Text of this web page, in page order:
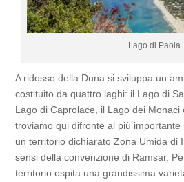
Lago di Paola
A ridosso della Duna si sviluppa un
costituito da quattro laghi: il Lago di
Lago di Caprolace, il Lago dei
troviamo qui difronte al più importante
un territorio dichiarato Zona Umida di
sensi della convenzione di Ramsar.
territorio ospita una grandissima